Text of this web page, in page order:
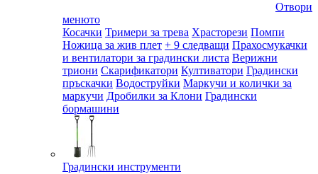
Отвори
менюто
Косачки Тримери за трева Храсторези Помпи
Ножица за жив плет + 9 следващи Прахосмукачки
и вентилатори за градински листа Верижни
триони Скарификатори Култиватори Градински
пръскачки Водоструйки Маркучи и колички за
маркучи Дробилки за Клони Градински
бормашини
Градински инструменти